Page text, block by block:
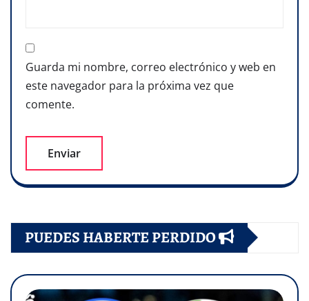
Guarda mi nombre, correo electrónico y web en
este navegador para la próxima vez que
comente.
PUEDES HABERTE PERDIDO